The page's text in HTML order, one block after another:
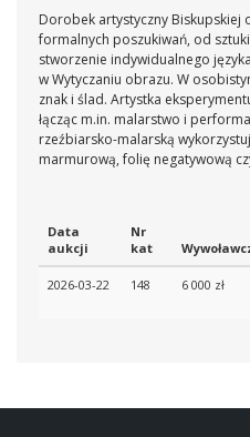
Dorobek artystyczny Biskupskiej
formalnych poszukiwań, od
stworzenie indywidualnego
w Wytyczaniu obrazu. W
znak i ślad. Artystka
łącząc m.in. malarstwo i
rzeźbiarsko-malarską
marmurową, folię negatywową
Data
aukcji
Nr
kat
2026-03-22 148 6 000 zł